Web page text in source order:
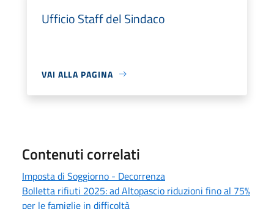
Ufficio Staff del Sindaco
VAI ALLA PAGINA
Contenuti correlati
Imposta di Soggiorno - Decorrenza
Bolletta rifiuti 2025: ad Altopascio riduzioni fino al 75%
per le famiglie in difficoltà